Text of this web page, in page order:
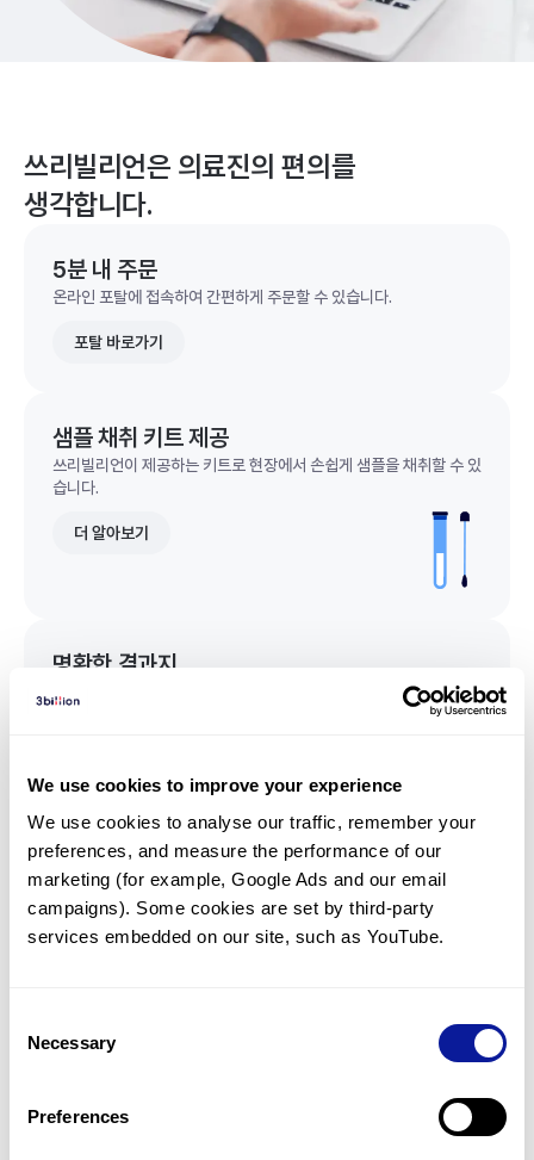
We use cookies to improve your experience
We use cookies to analyse our traffic, remember your
preferences, and measure the performance of our
marketing (for example, Google Ads and our email
campaigns). Some cookies are set by third-party
services embedded on our site, such as YouTube.
Selection
Necessary
Preferences
쓰리빌리언은 의료진의 편의를
생각합니다.
5분 내 주문
온라인 포탈에 접속하여 간편하게 주문할 수 있습니다.
포탈 바로가기
샘플 채취 키트 제공
쓰리빌리언이 제공하는 키트로 현장에서 손쉽게 샘플을 채취할 수 있
습니다.
더 알아보기
명확한 결과지
임상유전학팀과 소통
궁금한 점을 임상유전학팀과 직접 논의 할 수 있습니다.
문의하기
미진단된 경우에 재분석을 통해 후속 케어를 받을 수 있습니다.